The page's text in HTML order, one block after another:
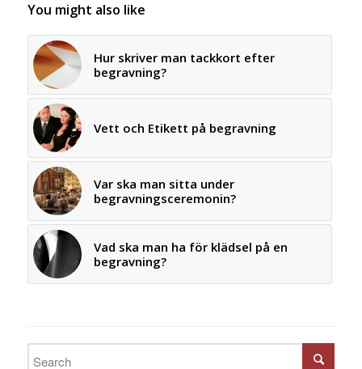
You might also like
Hur skriver man tackkort efter
begravning?
Vett och Etikett på begravning
Var ska man sitta under
begravningsceremonin?
Vad ska man ha för klädsel på en
begravning?